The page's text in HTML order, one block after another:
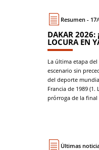
Resumen -
DAKAR 2026:
LOCURA EN
La última etapa
escenario sin
del deporte
Francia de 1989 (1.
prórroga de la final
Últimas